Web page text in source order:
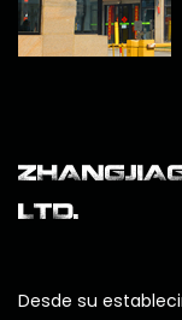
LTD.
Desde su